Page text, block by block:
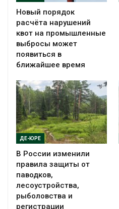
Новый порядок
расчёта нарушений
квот на промышленные
выбросы может
появиться в
ближайшее время
ДЕ-ЮРЕ
В России изменили
правила защиты от
паводков,
лесоустройства,
рыболовства и
регистрации